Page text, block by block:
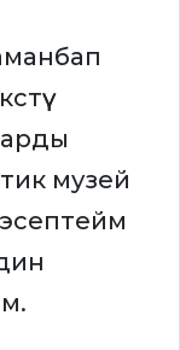
музей
эсептейм